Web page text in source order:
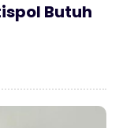
Butuh